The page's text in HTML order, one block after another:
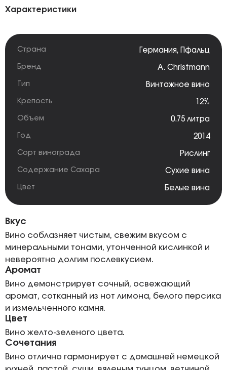
Характеристики
Страна Германия, Пфальц
Бренд A. Christmann
Тип Винтажное вино
Крепость 12%
Объем 0.75 литра
Год 2014
Сорт винограда Рислинг
Содержание Сахара Сухие вина
Цвет Белые вина
Вкус
Вино соблазняет чистым, свежим вкусом с
минеральными тонами, утонченной кислинкой и
невероятно долгим послевкусием.
Аромат
Вино демонстрирует сочный, освежающий
аромат, сотканный из нот лимона, белого персика
и измельченного камня.
Цвет
Вино желто-зеленого цвета.
Сочетания
Вино отлично гармонирует с домашней немецкой